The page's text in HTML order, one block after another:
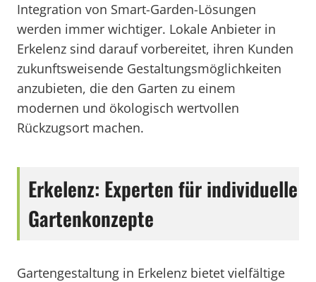
Integration von Smart-Garden-Lösungen
werden immer wichtiger. Lokale Anbieter in
Erkelenz sind darauf vorbereitet, ihren Kunden
zukunftsweisende Gestaltungsmöglichkeiten
anzubieten, die den Garten zu einem
modernen und ökologisch wertvollen
Rückzugsort machen.
Erkelenz: Experten für individuelle
Gartenkonzepte
Gartengestaltung in Erkelenz bietet vielfältige